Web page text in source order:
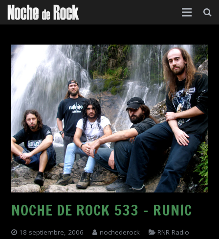
Categorías
Agenda
Foro
Contacto
Acerca de
NOCHE DE ROCK 533 – RUNIC
18 septiembre, 2006 nochederock RNR Radio